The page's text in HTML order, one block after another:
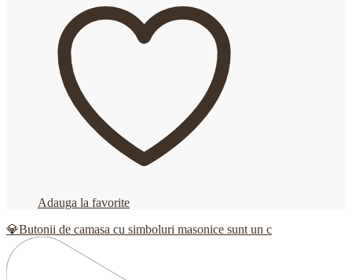
Adauga la favorite
💎Butonii de camasa cu simboluri masonice sunt un c